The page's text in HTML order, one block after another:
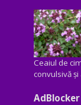
Ceaiul de
convulsivă